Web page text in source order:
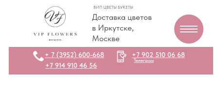
Доставка цветов
в Иркутске,
Москве
ВИП ЦВЕТЫ БУКЕТЫ
+7 914 910 46 56
+7 902 510 06 68
Телеграм
+ 7 (3952) 600-668